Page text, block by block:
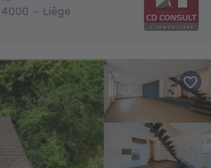
4000 - Liège